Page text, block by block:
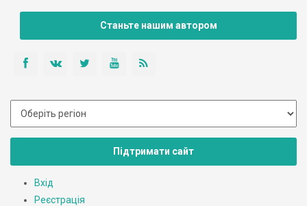
Станьте нашим автором
Підтримати сайт
Вхід
Реєстрація